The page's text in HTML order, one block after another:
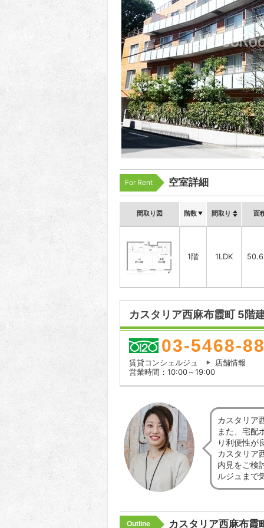
For Rent 空室詳細
間取り図 階数 間取り 面
1階 1LDK
カスタリア西麻布霞町 5階
03-5468-
賃貸コンシェルジュ
店舗情報
営業時間：10:00～19:00
カスタリア
また、宅配
り利便性が
カスタリア
内見をご検
ルジュまで
Outline カスタリア西麻布霞